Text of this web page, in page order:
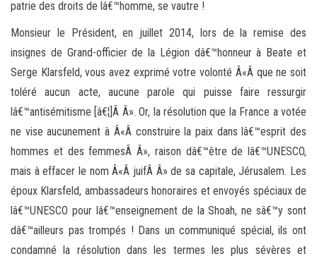
patrie des droits de lâ€™homme, se vautre !
Monsieur le Président, en juillet 2014, lors de la remise des
insignes de Grand-officier de la Légion dâ€™honneur à Beate et
Serge Klarsfeld, vous avez exprimé votre volonté Â«Â que ne soit
toléré aucun acte, aucune parole qui puisse faire ressurgir
lâ€™antisémitisme [â€¦]Â Â». Or, la résolution que la France a votée
ne vise aucunement à Â«Â construire la paix dans lâ€™esprit des
hommes et des femmesÂ Â», raison dâ€™être de lâ€™UNESCO,
mais à effacer le nom Â«Â juifÂ Â» de sa capitale, Jérusalem. Les
époux Klarsfeld, ambassadeurs honoraires et envoyés spéciaux de
lâ€™UNESCO pour lâ€™enseignement de la Shoah, ne sâ€™y sont
dâ€™ailleurs pas trompés ! Dans un communiqué spécial, ils ont
condamné la résolution dans les termes les plus sévères et